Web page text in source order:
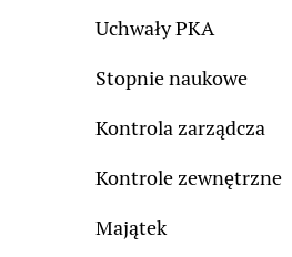
Uchwały PKA
Stopnie naukowe
Kontrola zarządcza
Kontrole zewnętrzne
Majątek